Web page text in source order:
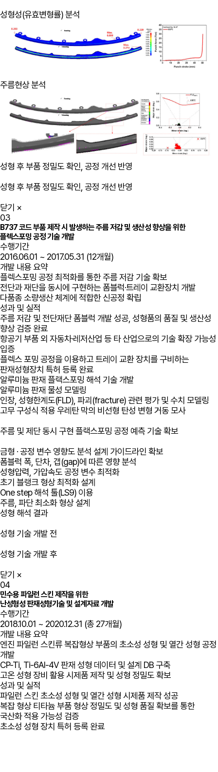
성형성(유효변형률) 분석
주름현상 분석
성형 후 부품 정밀도 확인, 공정 개선 반영
성형 후 부품 정밀도 확인, 공정 개선 반영
닫기 ×
03
B737 코드 부품 제작 시 발생하는 주름 저감 및 생산성 향상을 위한
플렉스포밍 공정 기술 개발
수행기간
2016.06.01 ~ 2017.05.31 (12개월)
개발 내용 요약
플렉스포밍 공정 최적화를 통한 주름 저감 기술 확보
전단과 재단을 동시에 구현하는 폼블럭·트레이 교환장치 개발
다품종 소량생산 체계에 적합한 신공정 확립
성과 및 실적
주름 저감 및 전단재단 폼블럭 개발 성공, 성형품의 품질 및 생산성
향상 검증 완료
항공기 부품 외 자동차·레저산업 등 타 산업으로의 기술 확장 가능성
입증
플렉스 포밍 공정을 이용하고 트레이 교환 장치를 구비하는
판재성형장치 특허 등록 완료
알루미늄 판재 플랙스포밍 해석 기술 개발
알루미늄 판재 물성 모델링
인장, 성형한계도(FLD), 파괴(fracture) 관련 평가 및 수치 모델링
고무 구성식 적용 우레탄 막의 비선형 탄성 변형 거동 모사
주름 및 제단 동시 구현 플랙스포밍 공정 예측 기술 확보
금형 · 공정 변수 영향도 분석 설계 가이드라인 확보
폼블럭 폭, 단차, 갭(gap)에 따른 영향 분석
성형압력, 가압속도 공정 변수 최적화
초기 블랭크 형상 최적화 설계
One step 해석 툴(LS9) 이용
주름, 파단 최소화 형상 설계
성형 해석 결과
성형 기술 개발 전
성형 기술 개발 후
닫기 ×
04
민수용 파일런 스킨 제작을 위한
난성형성 판재성형기술 및 설계자료 개발
수행기간
2018.10.01 ~ 2020.12.31 (총 27개월)
개발 내용 요약
엔진 파일런 스킨류 복잡형상 부품의 초소성 성형 및 열간 성형 공정
개발
CP-Ti, Ti-6Al-4V 판재 성형 데이터 및 설계 DB 구축
고온 성형 장비 활용 시제품 제작 및 성형 정밀도 확보
성과 및 실적
파일런 스킨 초소성 성형 및 열간 성형 시제품 제작 성공
복잡 형상 티타늄 부품 형상 정밀도 및 성형 품질 확보를 통한
국산화 적용 가능성 검증
초소성 성형 장치 특허 등록 완료